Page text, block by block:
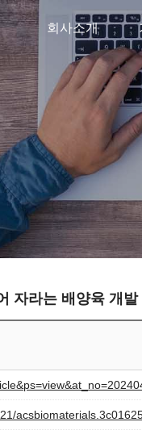
회사소개
자라는 배양육 개발